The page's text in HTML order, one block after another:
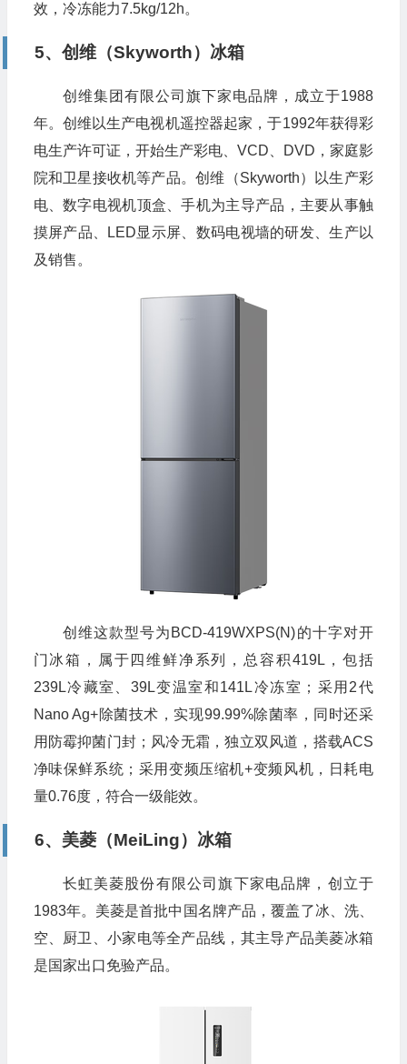
效，冷冻能力7.5kg/12h。
5、创维（Skyworth）冰箱
创维集团有限公司旗下家电品牌，成立于1988
年。创维以生产电视机遥控器起家，于1992年获得彩
电生产许可证，开始生产彩电、VCD、DVD，家庭影
院和卫星接收机等产品。创维（Skyworth）以生产彩
电、数字电视机顶盒、手机为主导产品，主要从事触
摸屏产品、LED显示屏、数码电视墙的研发、生产以
及销售。
创维这款型号为BCD-419WXPS(N)的十字对开
门冰箱，属于四维鲜净系列，总容积419L，包括
239L冷藏室、39L变温室和141L冷冻室；采用2代
Nano Ag+除菌技术，实现99.99%除菌率，同时还采
用防霉抑菌门封；风冷无霜，独立双风道，搭载ACS
净味保鲜系统；采用变频压缩机+变频风机，日耗电
量0.76度，符合一级能效。
6、美菱（MeiLing）冰箱
长虹美菱股份有限公司旗下家电品牌，创立于
1983年。美菱是首批中国名牌产品，覆盖了冰、洗、
空、厨卫、小家电等全产品线，其主导产品美菱冰箱
是国家出口免验产品。